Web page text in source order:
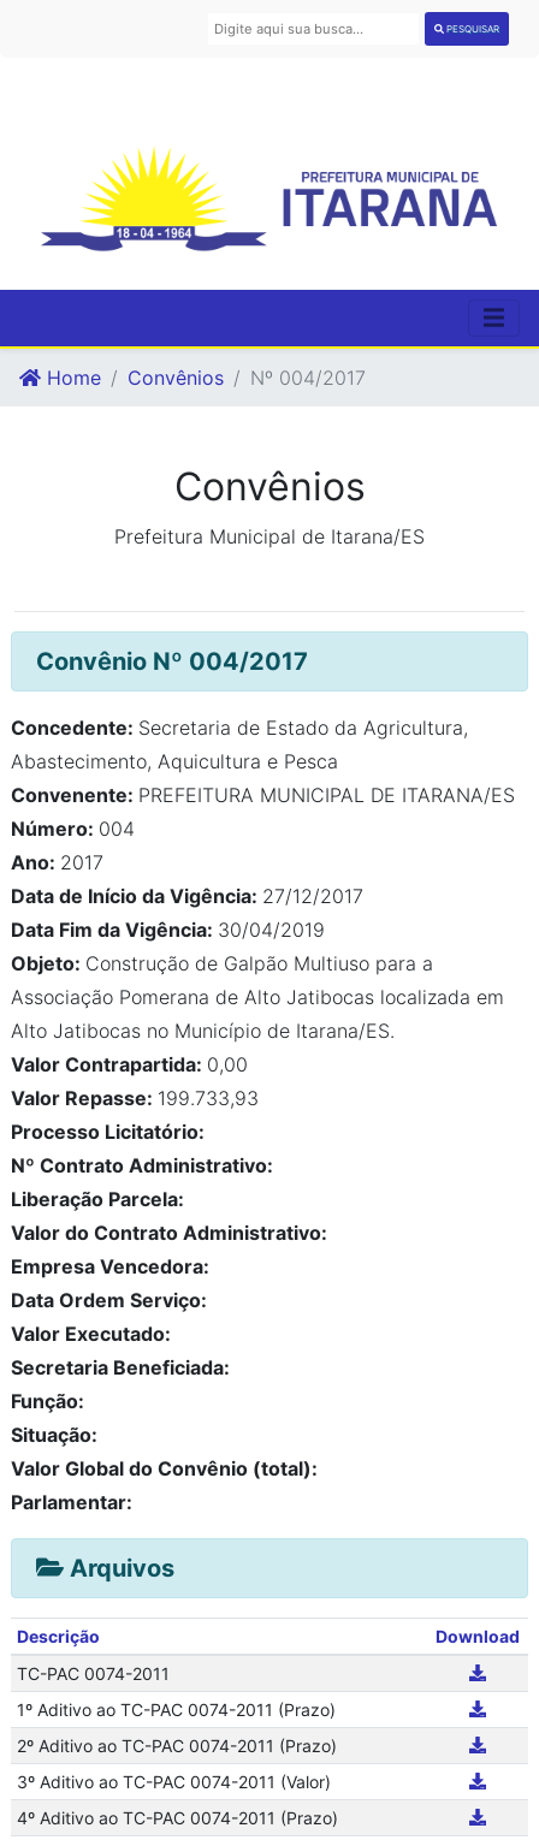
PESQUISAR
Home Convênios Nº 004/2017
Convênios
Prefeitura Municipal de Itarana/ES
Convênio Nº 004/2017
Concedente: Secretaria de Estado da Agricultura,
Abastecimento, Aquicultura e Pesca
Convenente: PREFEITURA MUNICIPAL DE ITARANA/ES
Número: 004
Ano: 2017
Data de Início da Vigência: 27/12/2017
Data Fim da Vigência: 30/04/2019
Objeto: Construção de Galpão Multiuso para a
Associação Pomerana de Alto Jatibocas localizada em
Alto Jatibocas no Município de Itarana/ES.
Valor Contrapartida: 0,00
Valor Repasse: 199.733,93
Processo Licitatório:
Nº Contrato Administrativo:
Liberação Parcela:
Valor do Contrato Administrativo:
Empresa Vencedora:
Data Ordem Serviço:
Valor Executado:
Secretaria Beneficiada:
Função:
Situação:
Valor Global do Convênio (total):
Parlamentar:
Arquivos
Descrição
Download
TC-PAC 0074-2011
1º Aditivo ao TC-PAC 0074-2011 (Prazo)
2º Aditivo ao TC-PAC 0074-2011 (Prazo)
3º Aditivo ao TC-PAC 0074-2011 (Valor)
4º Aditivo ao TC-PAC 0074-2011 (Prazo)